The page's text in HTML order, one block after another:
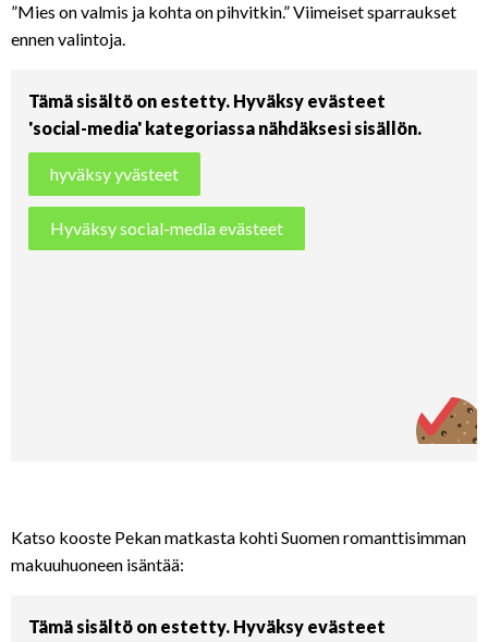
”Mies on valmis ja kohta on pihvitkin.” Viimeiset sparraukset
ennen valintoja.
Tämä sisältö on estetty. Hyväksy evästeet
'social-media' kategoriassa nähdäksesi sisällön.
hyväksy yvästeet
Hyväksy social-media evästeet
Katso kooste Pekan matkasta kohti Suomen romanttisimman
makuuhuoneen isäntää:
Tämä sisältö on estetty. Hyväksy evästeet